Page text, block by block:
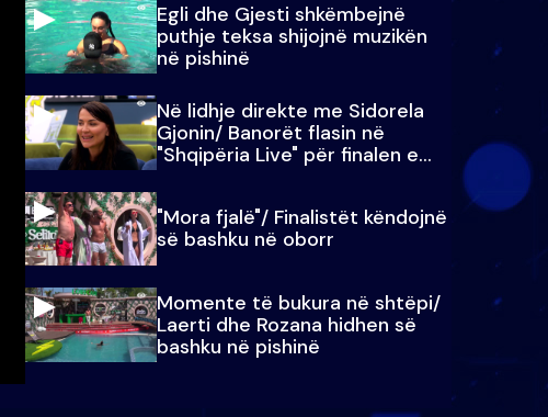
Egli dhe Gjesti shkëmbejnë
puthje teksa shijojnë muzikën
në pishinë
Në lidhje direkte me Sidorela
Gjonin/ Banorët flasin në
"Shqipëria Live" për finalen e
madhe
"Mora fjalë"/ Finalistët këndojnë
së bashku në oborr
Momente të bukura në shtëpi/
Laerti dhe Rozana hidhen së
bashku në pishinë